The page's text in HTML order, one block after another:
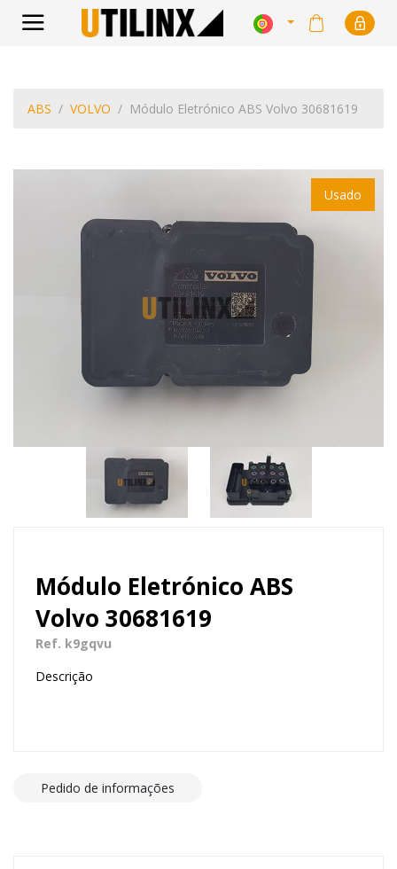
ABS VOLVO Módulo Eletrónico ABS Volvo 30681619
Usado
Módulo Eletrónico ABS
Volvo 30681619
Ref. k9gqvu
Descrição
Pedido de informações